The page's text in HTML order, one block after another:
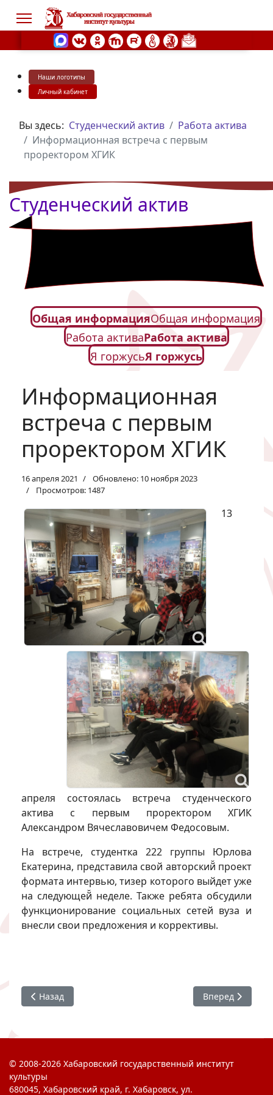
Наши логотипы
Личный кабинет
Вы здесь: Студенческий актив
Работа актива
Информационная встреча с первым
проректором ХГИК
Студенческий актив
Общая информацияОбщая информация
Работа активаРабота актива
Я горжусьЯ горжусь
Информационная
встреча с первым
проректором ХГИК
16 апреля 2021
Обновлено: 10 ноября 2023
Просмотров: 1487
13
апреля состоялась встреча студенческого
актива с первым проректором ХГИК
Александром Вячеславовичем Федосовым.
На встрече, студентка 222 группы Юрлова
Екатерина, представила свой авторский̆ проект
формата интервью, тизер которого выйдет уже
на следующей̆ неделе. Также ребята обсудили
функционирование социальных сетей вуза и
внесли свои предложения и коррективы.
Предыдущий: Зарядка для всех
Назад Следующий:
Вперед
© 2008-2026 Хабаровский государственный институт
культуры
680045, Хабаровский край, г. Хабаровск, ул.